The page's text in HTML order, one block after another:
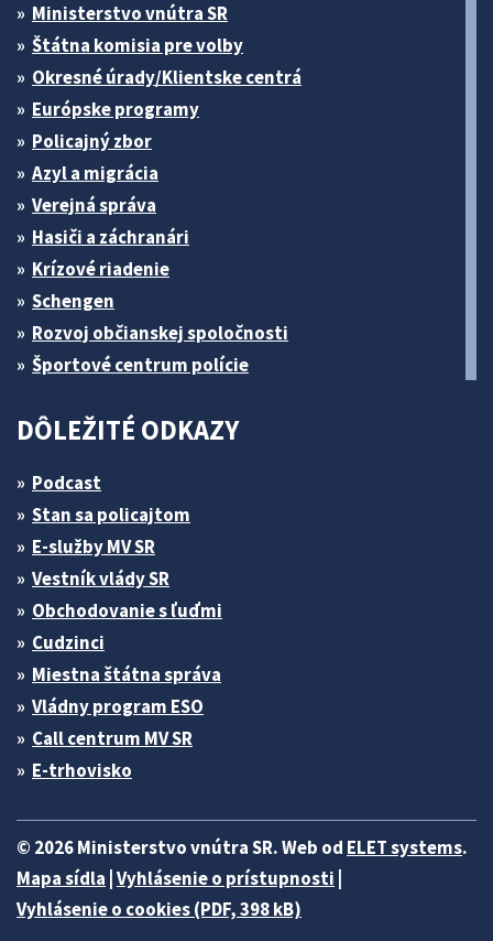
Ministerstvo vnútra SR
Štátna komisia pre volby
Okresné úrady/Klientske centrá
Európske programy
Policajný zbor
Azyl a migrácia
Verejná správa
Hasiči a záchranári
Krízové riadenie
Schengen
Rozvoj občianskej spoločnosti
Športové centrum polície
DÔLEŽITÉ ODKAZY
Podcast
Stan sa policajtom
E-služby MV SR
Vestník vlády SR
Obchodovanie s ľuďmi
Cudzinci
Miestna štátna správa
Vládny program ESO
Call centrum MV SR
E-trhovisko
© 2026 Ministerstvo vnútra SR. Web od ELET systems.
Mapa sídla Vyhlásenie o prístupnosti
Vyhlásenie o cookies (PDF, 398 kB)